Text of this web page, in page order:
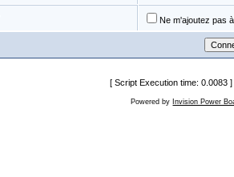
Ne m'ajoutez pas
[ Script Execution time:
Powered by Invision Power